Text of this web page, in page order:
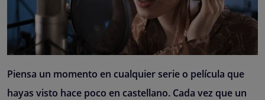
Piensa un momento en cualquier serie o película que
hayas visto hace poco en castellano. Cada vez que un